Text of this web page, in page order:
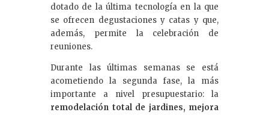
dotado de la última tecnología en la que
se ofrecen degustaciones y catas y que,
además, permite la celebración de
reuniones.
Durante las últimas semanas se está
acometiendo la segunda fase, la más
importante a nivel presupuestario: la
remodelación total de jardines, mejora